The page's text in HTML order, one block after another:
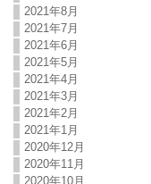
2021年8月
2021年7月
2021年6月
2021年5月
2021年4月
2021年3月
2021年2月
2021年1月
2020年12月
2020年11月
2020年10月